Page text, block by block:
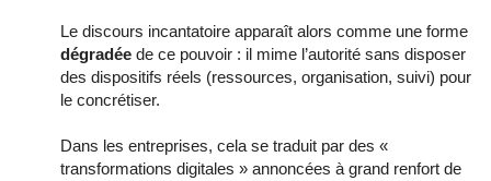
Le discours incantatoire apparaît alors comme une forme
dégradée de ce pouvoir : il mime l’autorité sans disposer
des dispositifs réels (ressources, organisation, suivi) pour
le concrétiser.
Dans les entreprises, cela se traduit par des «
transformations digitales » annoncées à grand renfort de